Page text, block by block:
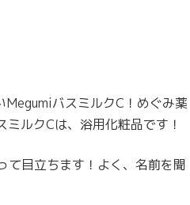
バスミルクC！めぐみ薬
ルクCは、浴用化粧品です！
て目立ちます！よく、名前を聞